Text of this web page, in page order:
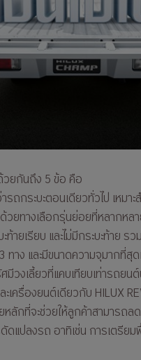
วยกันถึง 5 ข้อ คือ
กระบะตอนเดียวทั่วไป เหม
างเลือกรุ่นย่อยที่หลากหลาย
ายเรียบ และไม่มีกระบะท้าย
าง และมีขนาดความจุมากที่สุ
งเลี้ยวที่แคบเทียบเท่ารถยน
ครื่องยนต์เดียวกับ HILUX
ที่จะช่วยให้ลูกค้าสามารถล
แปลงรถ อาทิเช่น การเตรีย